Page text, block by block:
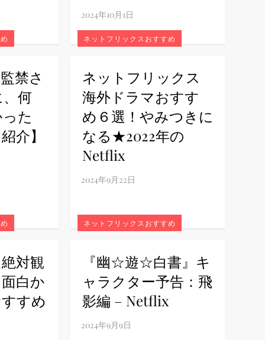
禁さ
何
た
介】
ネットフリックスおすすめ
ネットフリックス
海外ドラマおすす
め６選！やみつきに
なる★2022年の
Netflix
対観
白か
すめ
ネットフリックスおすすめ
『幽☆遊☆白書』キ
ャラクター予告：飛
影編 – Netflix